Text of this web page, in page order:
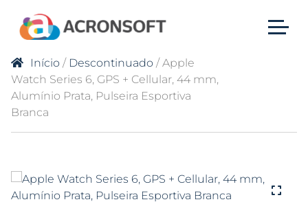
Início / Descontinuado / Apple
Watch Series 6, GPS + Cellular, 44 mm,
Alumínio Prata, Pulseira Esportiva
Branca